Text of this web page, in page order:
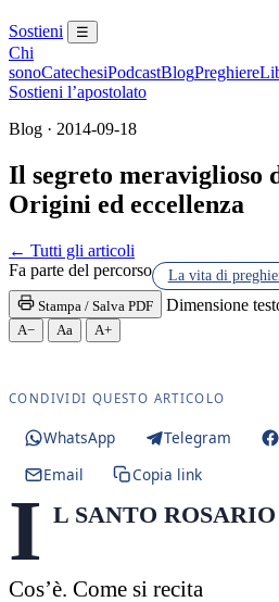
Sostieni ☰
Chi
sonoCatechesiPodcastBlogPreghiere
Sostieni l’apostolato
Blog · 2014-09-18
Il segreto meraviglioso
Origini ed eccellenza
← Tutti gli articoli
Fa parte del percorso
La vita di
Stampa / Salva PDF
Dimensione
A− Aa A+
CONDIVIDI QUESTO ARTICOLO
WhatsApp Telegram
Email
Copia link
I L SANTO ROSARIO
Cos’è. Come si recita